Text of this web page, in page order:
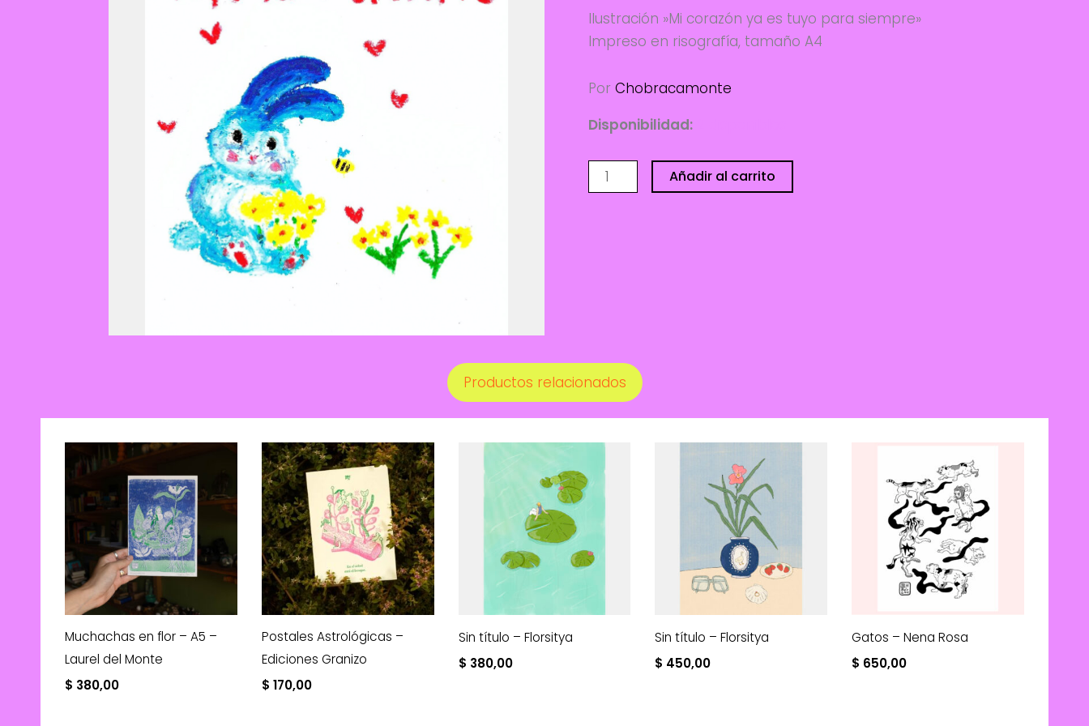
Ilustración »Mi corazón ya es tuyo para siempre»
Impreso en risografía, tamaño A4
Por Chobracamonte
Disponibilidad:
corazón
Añadir al carrito
Productos relacionados
Muchachas en flor – A5 –
Laurel del Monte
$ 380,00
Postales Astrológicas –
Ediciones Granizo
$ 170,00
Sin título – Florsitya
$ 380,00
Sin título – Florsitya
$ 450,00
Gatos – Nena Rosa
$ 650,00